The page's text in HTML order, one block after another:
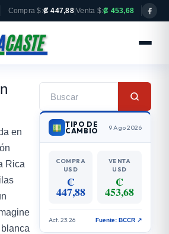
Compra $:₡ 447,88| Venta $:₡ 453,68
en
Rica
TIPO DE
CAMBIO 9 Ago 2026
COMPRA
USD
₡
447,88
VENTA
USD
₡
453,68
Act. 23:26 Fuente: BCCR ↗